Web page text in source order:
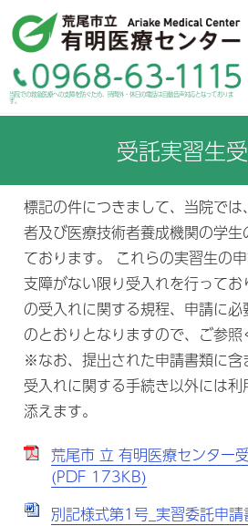
当院での救急医療への支障を防ぐため、時間外・休日の電話は自動音声対応となっておりま
す。
HOME › 当院について › 研修制度・育成 › 受託
受託実習生
標記の件につきまして、当院で
者及び医療技術者養成機関の学
ております。 これらの実習生の
支障がない限り受入れを行って
の受入れに関する規程、申請に
のとおりとなりますので、ご参照
※なお、提出された申請書類に含
受入れに関する手続き以外には
添えます。
荒尾市 立 有明医療センター
(PDF 173KB)
別記様式第1号_実習委託申